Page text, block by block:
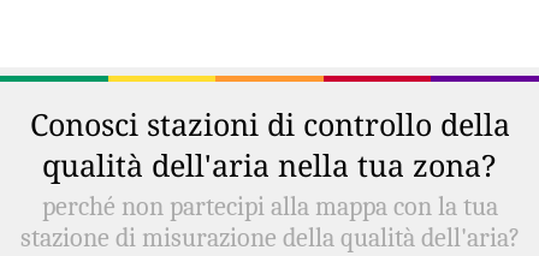
Conosci stazioni di controllo della
qualità dell'aria nella tua zona?
perché non partecipi alla mappa con la tua
stazione di misurazione della qualità dell'aria?